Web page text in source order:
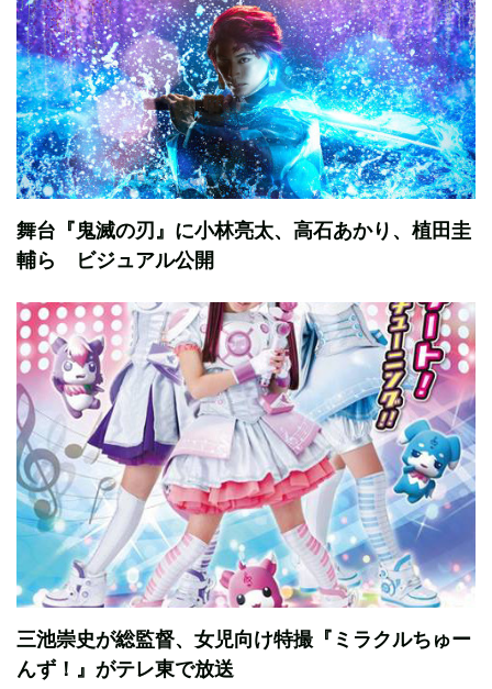
舞台『鬼滅の刃』に小林亮太、高石あかり、植田圭
輔ら ビジュアル公開
三池崇史が総監督、女児向け特撮『ミラクルちゅー
んず！』がテレ東で放送